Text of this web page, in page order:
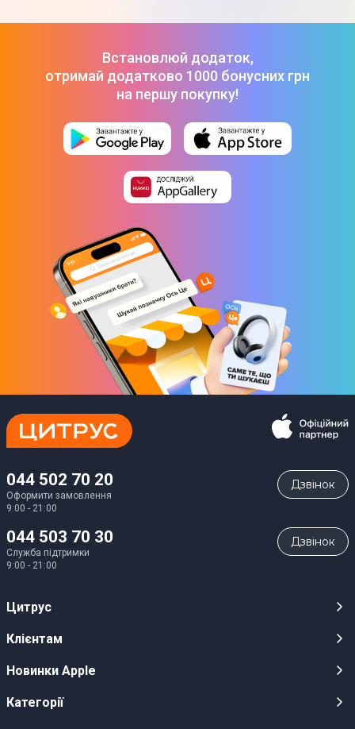
Встановлюй додаток,
отримай додатково 1000 бонусних грн
на першу покупку!
044 502 70 20
Оформити замовлення
9:00 - 21:00
Дзвiнок
044 503 70 30
Служба підтримки
9:00 - 21:00
Дзвiнок
Цитрус
Кар’єра
Оптовим клієнтам
Клієнтам
Публічні оферти
Новинки Apple
iPhone 17
Категорії